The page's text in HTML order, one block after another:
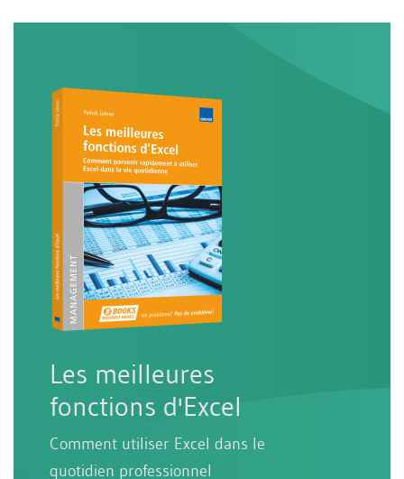
Les meilleures
fonctions d'Excel
Comment utiliser Excel dans le
quotidien professionnel